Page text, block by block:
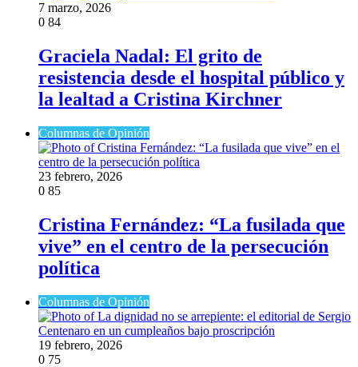
7 marzo, 2026
0 84
Graciela Nadal: El grito de
resistencia desde el hospital público y
la lealtad a Cristina Kirchner
Columnas de Opinión
23 febrero, 2026
0 85
Cristina Fernández: “La fusilada que
vive” en el centro de la persecución
política
Columnas de Opinión
19 febrero, 2026
0 75